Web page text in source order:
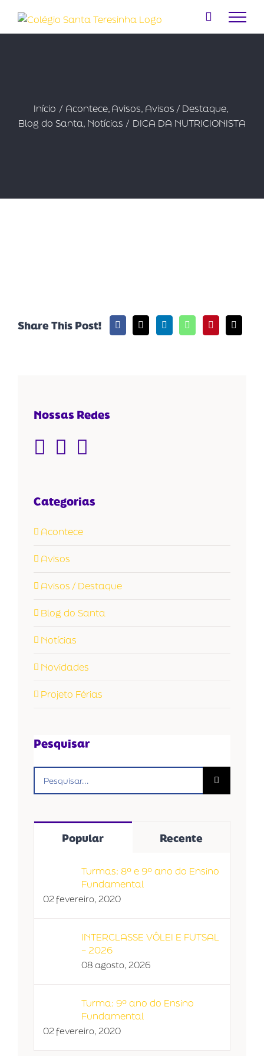
para
o
Início Acontece Avisos Avisos / Destaque
Blog do Santa Notícias DICA DA NUTRICIONISTA
Share This Post!
Nossas Redes
Categorias
Acontece
Avisos
Avisos / Destaque
Blog do Santa
Notícias
Novidades
Projeto Férias
Pesquisar
resultados
Popular Recente
Turmas: 8º e 9º ano do Ensino
Fundamental
02 fevereiro, 2020
INTERCLASSE VÔLEI E FUTSAL
– 2026
08 agosto, 2026
Turma: 9º ano do Ensino
Fundamental
02 fevereiro, 2020